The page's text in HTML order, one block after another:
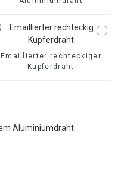
Emaillierter rechteckiger
Kupferdraht